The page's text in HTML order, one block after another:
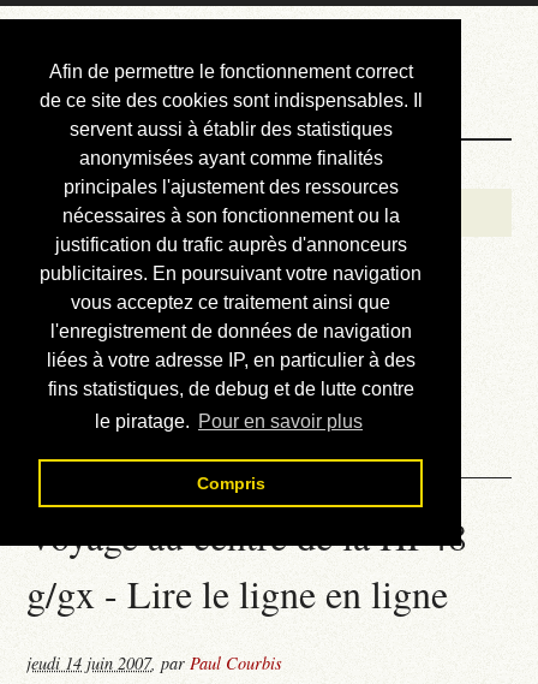
Afin de permettre le fonctionnement correct
de ce site des cookies sont indispensables. Il
servent aussi à établir des statistiques
anonymisées ayant comme finalités
principales l'ajustement des ressources
nécessaires à son fonctionnement ou la
justification du trafic auprès d'annonceurs
publicitaires. En poursuivant votre navigation
vous acceptez ce traitement ainsi que
l'enregistrement de données de navigation
liées à votre adresse IP, en particulier à des
fins statistiques, de debug et de lutte contre
le piratage. Pour en savoir plus
Compris
Courbis, « LE »
Blog Officiel
Bienvenue
Réalisations
Divers (et d’été)
Annonces
Liens externes
Téléchargement
Contact
Voyage au centre de la HP48
g/gx - Lire le ligne en ligne
jeudi 14 juin 2007,parPaul Courbis